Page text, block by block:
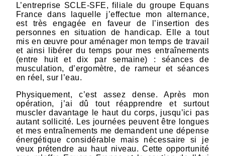
L’entreprise SCLE-SFE, filiale du groupe Equans
France dans laquelle j’effectue mon alternance,
est très engagée en faveur de l’insertion des
personnes en situation de handicap. Elle a tout
mis en œuvre pour aménager mon temps de travail
et ainsi libérer du temps pour mes entraînements
(entre huit et dix par semaine) : séances de
musculation, d’ergomètre, de rameur et séances
en réel, sur l’eau.
Physiquement, c’est assez dense. Après mon
opération, j’ai dû tout réapprendre et surtout
muscler davantage le haut du corps, jusqu’ici pas
autant sollicité. Les journées peuvent être longues
et mes entraînements me demandent une dépense
énergétique considérable mais nécessaire si je
veux prétendre au haut niveau. Cette opportunité